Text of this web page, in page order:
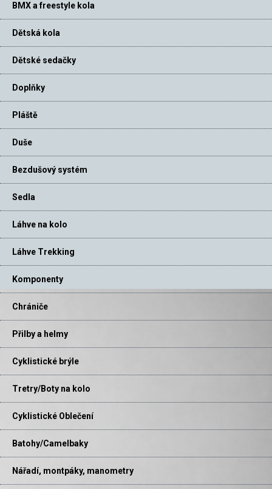
BMX a freestyle kola
Dětská kola
Dětské sedačky
Doplňky
Pláště
Duše
Bezdušový systém
Sedla
Láhve na kolo
Láhve Trekking
Komponenty
Chrániče
Přilby a helmy
Cyklistické brýle
Tretry/Boty na kolo
Cyklistické Oblečení
Batohy/Camelbaky
Nářadí, montpáky, manometry